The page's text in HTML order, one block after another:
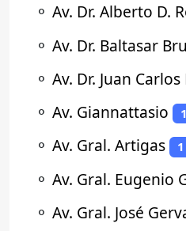
⚬ Av. Dr. Alberto D.
⚬ Av. Dr. Baltasar
⚬ Av. Dr. Juan
⚬ Av. Giannattasio 1
⚬ Av. Gral. Artigas 1
⚬ Av. Gral. Eugenio
⚬ Av. Gral. José